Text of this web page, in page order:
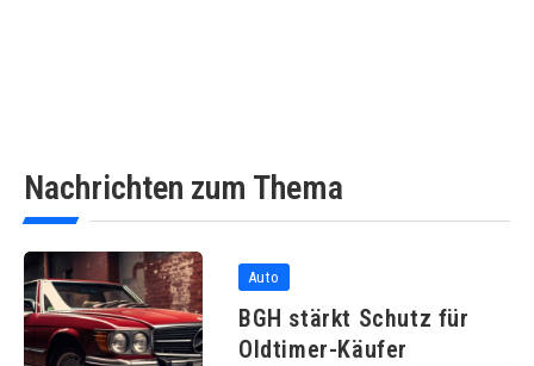
Nachrichten zum Thema
Auto
BGH stärkt Schutz für
Oldtimer-Käufer